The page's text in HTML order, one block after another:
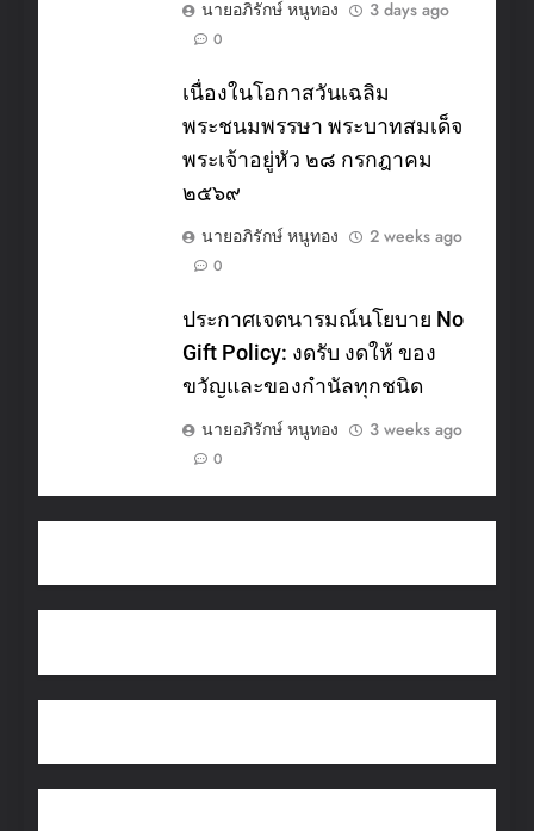
นายอภิรักษ์ หนูทอง 3 days ago
0
เนื่องในโอกาสวันเฉลิม
พระชนมพรรษา พระบาทสมเด็จ
พระเจ้าอยู่หัว ๒๘ กรกฎาคม
๒๕๖๙
นายอภิรักษ์ หนูทอง
2 weeks ago
0
ประกาศเจตนารมณ์นโยบาย No
Gift Policy: งดรับ งดให้ ของ
ขวัญและของกำนัลทุกชนิด
นายอภิรักษ์ หนูทอง
3 weeks ago
0